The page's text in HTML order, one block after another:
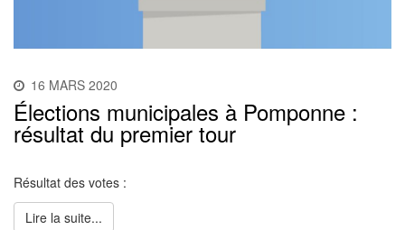
16 MARS 2020
Élections municipales à Pomponne :
résultat du premier tour
Résultat des votes :
Lire la suite...